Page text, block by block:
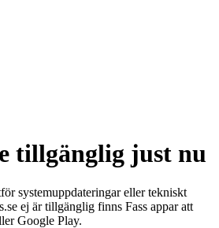
tillgänglig just nu
systemuppdateringar eller tekniskt
ej är tillgänglig finns Fass appar att
Google Play.